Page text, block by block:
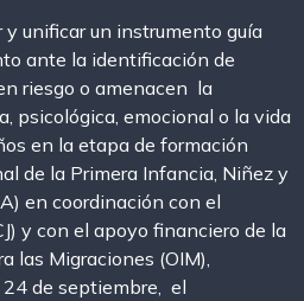
unificar un instrumento guía
ante la identificación de
riesgo o amenacen la
psicológica, emocional o la vida
en la etapa de formación
de la Primera Infancia, Niñez y
en coordinación con el
y con el apoyo financiero de la
las Migraciones (OIM),
de septiembre, el